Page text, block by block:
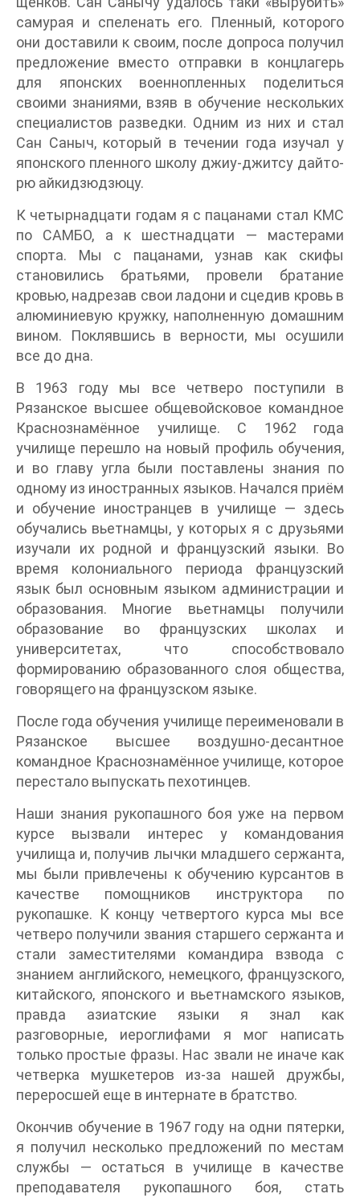
самурая и спеленать его. Пленный, которого
они доставили к своим, после допроса получил
предложение вместо отправки в концлагерь
для японских военнопленных поделиться
своими знаниями, взяв в обучение нескольких
специалистов разведки. Одним из них и стал
Сан Саныч, который в течении года изучал у
японского пленного школу джиу-джитсу дайто-
рю айкидзюдзюцу.
К четырнадцати годам я с пацанами стал КМС
по САМБО, а к шестнадцати — мастерами
спорта. Мы с пацанами, узнав как скифы
становились братьями, провели братание
кровью, надрезав свои ладони и сцедив кровь в
алюминиевую кружку, наполненную домашним
вином. Поклявшись в верности, мы осушили
все до дна.
В 1963 году мы все четверо поступили в
Рязанское высшее общевойсковое командное
Краснознамённое училище. С 1962 года
училище перешло на новый профиль обучения,
и во главу угла были поставлены знания по
одному из иностранных языков. Начался приём
и обучение иностранцев в училище — здесь
обучались вьетнамцы, у которых я с друзьями
изучали их родной и французский языки. Во
время колониального периода французский
язык был основным языком администрации и
образования. Многие вьетнамцы получили
образование во французских школах и
университетах, что способствовало
формированию образованного слоя общества,
говорящего на французском языке.
После года обучения училище переименовали в
Рязанское высшее воздушно-десантное
командное Краснознамённое училище, которое
перестало выпускать пехотинцев.
Наши знания рукопашного боя уже на первом
курсе вызвали интерес у командования
училища и, получив лычки младшего сержанта,
мы были привлечены к обучению курсантов в
качестве помощников инструктора по
рукопашке. К концу четвертого курса мы все
четверо получили звания старшего сержанта и
стали заместителями командира взвода с
знанием английского, немецкого, французского,
китайского, японского и вьетнамского языков,
правда азиатские языки я знал как
разговорные, иероглифами я мог написать
только простые фразы. Нас звали не иначе как
четверка мушкетеров из-за нашей дружбы,
переросшей еще в интернате в братство.
Окончив обучение в 1967 году на одни пятерки,
я получил несколько предложений по местам
службы — остаться в училище в качестве
преподавателя рукопашного боя, стать